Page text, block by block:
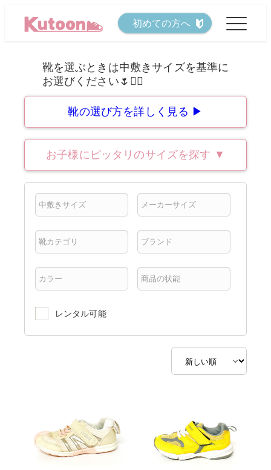
初めての方へ
靴の選び方を詳しく見る ▶
お子様にピッタリのサイズを探す ▼
レンタル可能